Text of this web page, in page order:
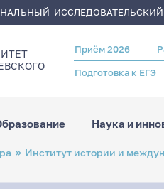
Header
menu
Приём 2026
Подготовка к ЕГЭ
Наука и
Институт истории и